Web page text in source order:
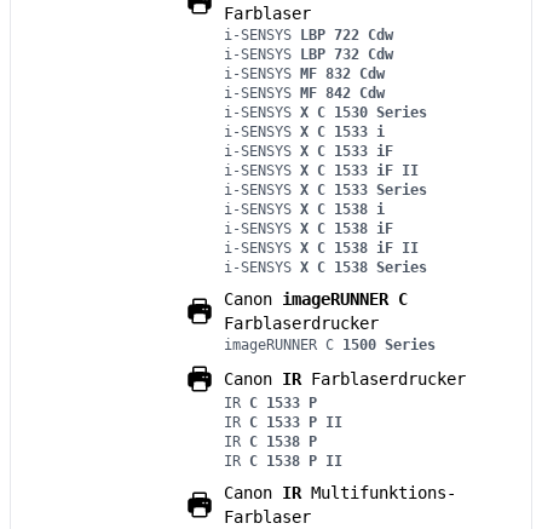
Farblaser
i-SENSYS LBP 722 Cdw
i-SENSYS LBP 732 Cdw
i-SENSYS MF 832 Cdw
i-SENSYS MF 842 Cdw
i-SENSYS X C 1530 Series
i-SENSYS X C 1533 i
i-SENSYS X C 1533 iF
i-SENSYS X C 1533 iF II
i-SENSYS X C 1533 Series
i-SENSYS X C 1538 i
i-SENSYS X C 1538 iF
i-SENSYS X C 1538 iF II
i-SENSYS X C 1538 Series
Canon imageRUNNER C
Farblaserdrucker
imageRUNNER C 1500 Series
Canon IRFarblaserdrucker
IR C 1533 P
IR C 1533 P II
IR C 1538 P
IR C 1538 P II
Canon IRMultifunktions-
Farblaser